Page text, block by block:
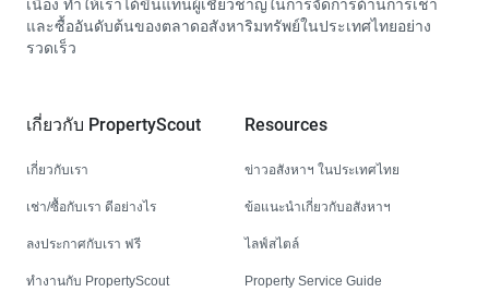
เนื่อง ทำให้เราได้ขึ้นแท่นผู้เชี่ยวชาญในการจัดการด้านการเช่า
และซื้ออันดับต้นของตลาดอสังหาริมทรัพย์ในประเทศไทยอย่าง
รวดเร็ว
เกี่ยวกับ PropertyScout
เกี่ยวกับเรา
เช่า/ซื้อกับเรา ดีอย่างไร
ลงประกาศกับเรา ฟรี
ทำงานกับ PropertyScout
Resources
ข่าวอสังหาฯ ในประเทศไทย
ข้อแนะนำเกี่ยวกับอสังหาฯ
ไลฟ์สไตล์
Property Service Guide